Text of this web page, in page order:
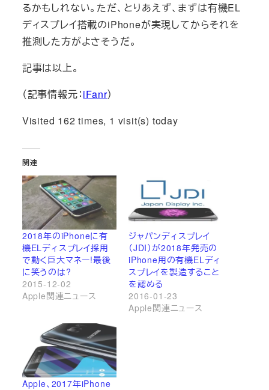
るかもしれない。ただ、とりあえず、まずは有機EL
ディスプレイ搭載のiPhoneが実現してからそれを
推測した方がよさそうだ。
記事は以上。
（記事情報元：iFanr）
Visited 162 times, 1 visit(s) today
関連
2018年のiPhoneに有
機ELディスプレイ採用
で動く巨大マネー!最後
に笑うのは?
2015-12-02
Apple関連ニュース
ジャパンディスプレイ
（JDI）が2018年発売の
iPhone用の有機ELディ
スプレイを製造すること
を認める
2016-01-23
Apple関連ニュース
Apple、2017年iPhone